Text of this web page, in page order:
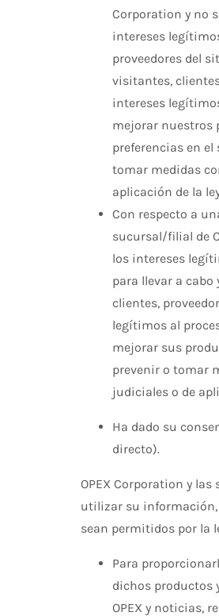
Corporation y no
intereses
proveedores del
visitantes,
intereses
mejorar nuestros
preferencias en
tomar medidas
aplicación de la
Con respecto a
sucursal/filial de
los intereses
para llevar a
clientes,
legítimos al
mejorar sus
prevenir o tomar
judiciales o de
Ha dado su
directo).
OPEX Corporation y
utilizar su información,
sean permitidos por la
Para
dichos productos
OPEX y noticias,